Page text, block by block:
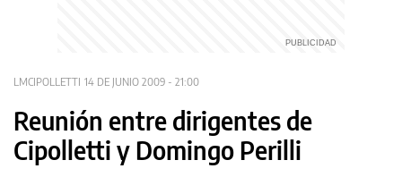
LMCIPOLLETTI 14 DE JUNIO 2009 - 21:00
Reunión entre dirigentes de
Cipolletti y Domingo Perilli